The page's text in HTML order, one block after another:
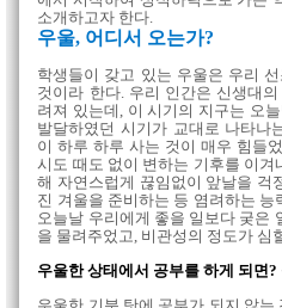
소개하고자 한다.
우울, 어디서 오는가?
학생들이 갖고 있는 우울은 우리
것이라 한다. 우리 인간은 신생대
려져 있는데, 이 시기의 지구는 오
발달하였던 시기가 교대로 나타나
이 하루 하루 사는 것이 매우 힘들
시도 때도 없이 변하는 기후를 이겨
해 자연스럽게 끊임없이 앞날을 걱
진 겨울을 준비하는 등 염려하는
오늘날 우리에게 좋을 일보다 궂은
을 물려주었고, 비관성의 정도가 심
우울한 상태에서 공부를 하게 되면